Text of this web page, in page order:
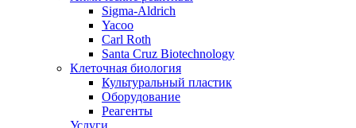
Sigma-Aldrich
Yacoo
Carl Roth
Santa Cruz Biotechnology
Клеточная биология
Культуральный пластик
Оборудование
Реагенты
Услуги